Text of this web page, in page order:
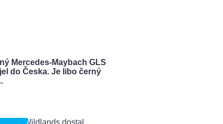
Mercedes-Maybach GLS
do Česka. Je libo černý